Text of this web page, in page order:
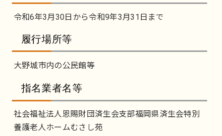
令和6年3月30日から令和9年3月31日まで
履行場所等
大野城市内の公民館等
指名業者名等
社会福祉法人恩賜財団済生会支部福岡県済生会特別
養護老人ホームむさし苑